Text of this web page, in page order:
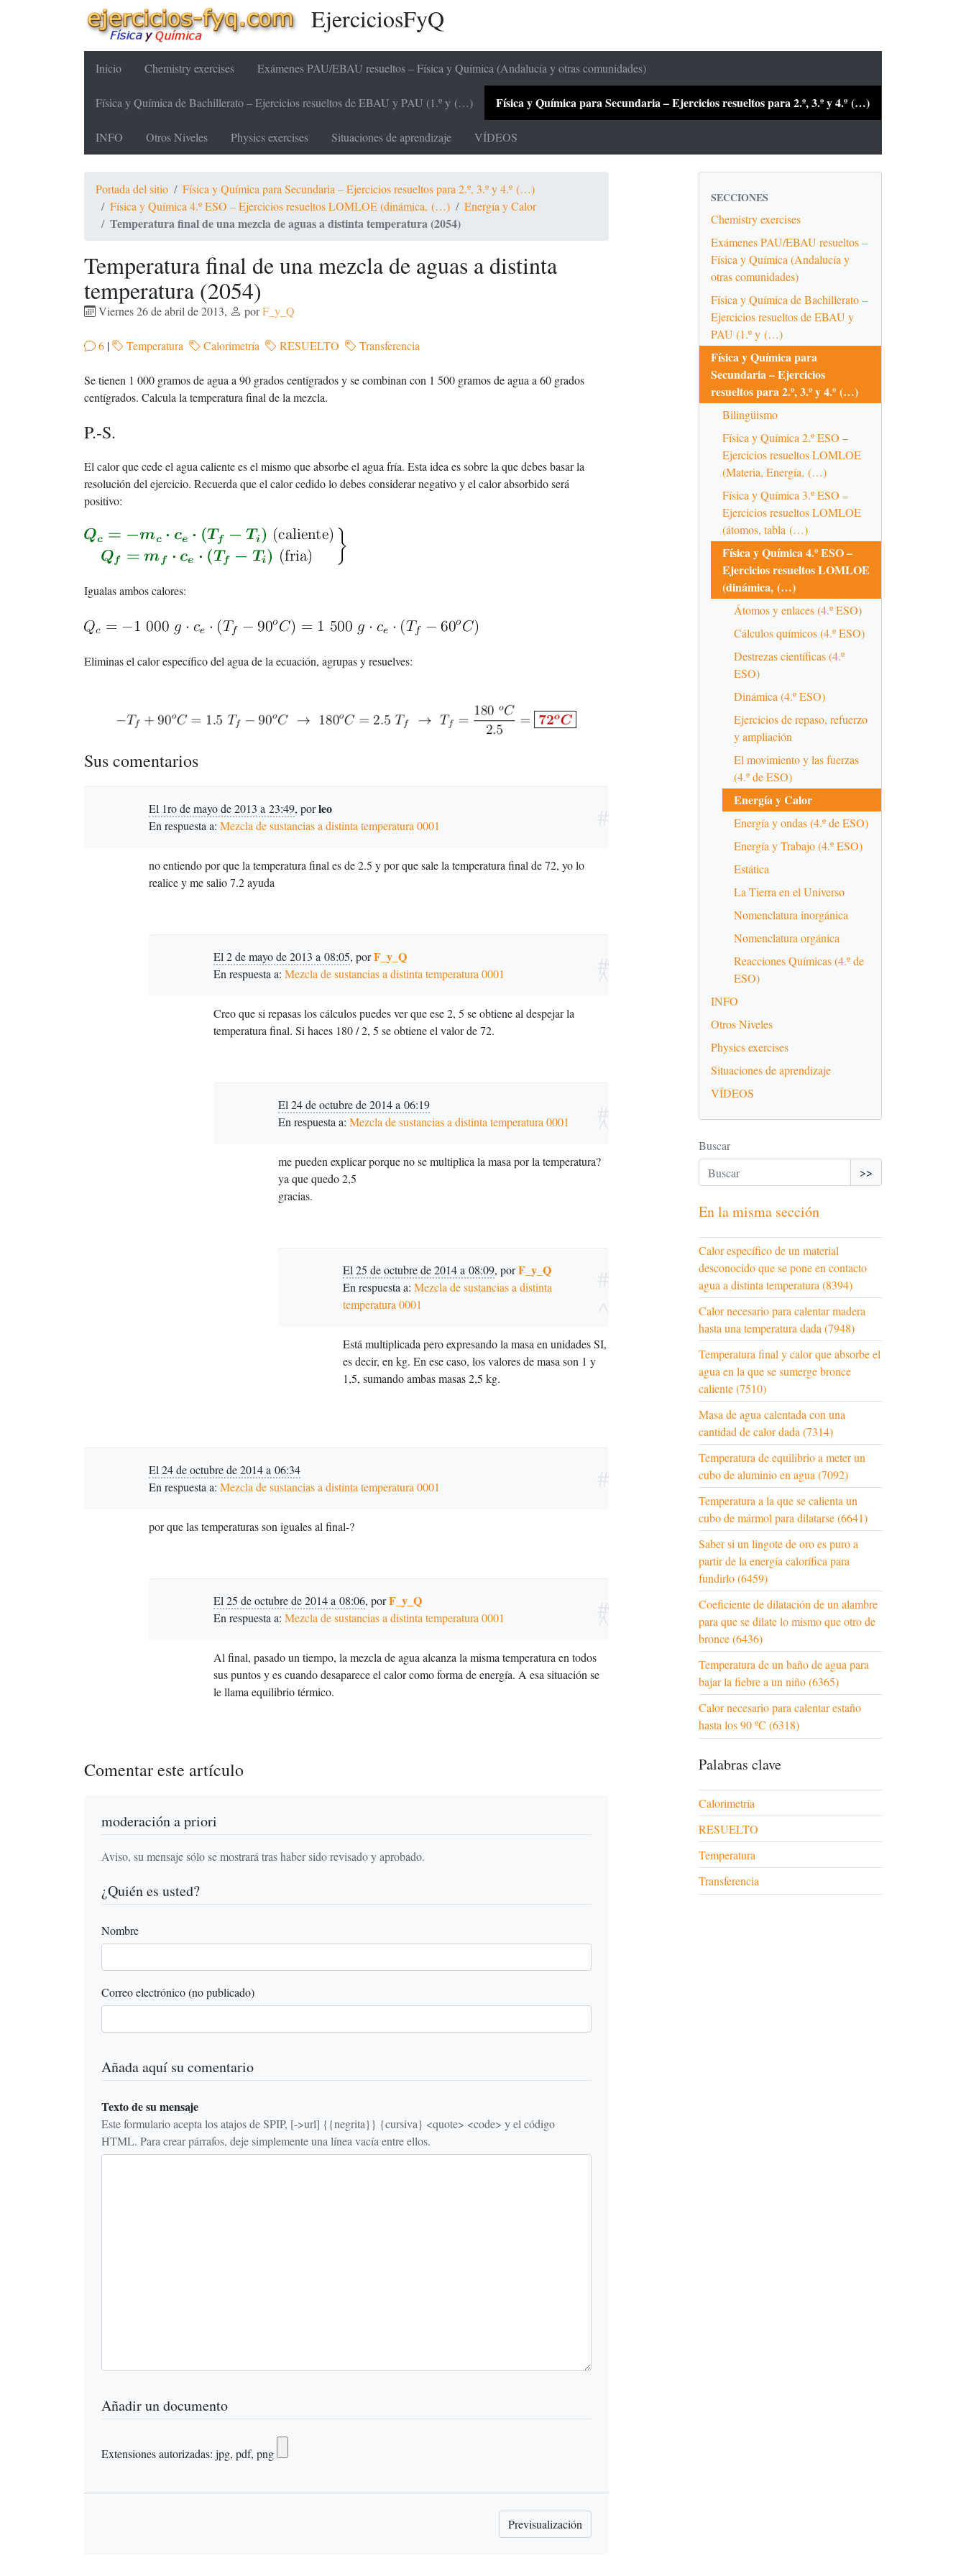
EjerciciosFyQ
Inicio Chemistry exercises Exámenes PAU/EBAU resueltos – Física y Química (Andalucía y otras comunidades)
Física y Química de Bachillerato – Ejercicios resueltos de EBAU y PAU (1.º y (…) Física y Química para Secundaria – Ejercicios resueltos para 2.º, 3.º y 4.º (…)
INFO Otros Niveles Physics exercises Situaciones de aprendizaje VÍDEOS
Portada del sitio
Física y Química para Secundaria – Ejercicios resueltos para 2.º, 3.º y 4.º (…)
Física y Química 4.º ESO – Ejercicios resueltos LOMLOE (dinámica, (…)
Energía y Calor
Temperatura final de una mezcla de aguas a distinta temperatura (2054)
Temperatura final de una mezcla de aguas a distinta
temperatura (2054)
Viernes 26 de abril de 2013, porF_y_Q
6 | Temperatura Calorimetría RESUELTO Transferencia
Se tienen 1 000 gramos de agua a 90 grados centígrados y se combinan con 1 500 gramos de agua a 60 grados
centígrados. Calcula la temperatura final de la mezcla.
P.-S.
El calor que cede el agua caliente es el mismo que absorbe el agua fría. Esta idea es sobre la que debes basar la
resolución del ejercicio. Recuerda que el calor cedido lo debes considerar negativo y el calor absorbido será
positivo:
Igualas ambos calores:
Eliminas el calor específico del agua de la ecuación, agrupas y resuelves:
Sus comentarios
El 1ro de mayo de 2013 a 23:49, porleo
En respuesta a: Mezcla de sustancias a distinta temperatura 0001
no entiendo por que la temperatura final es de 2.5 y por que sale la temperatura final de 72, yo lo
realice y me salio 7.2 ayuda
#^
El 2 de mayo de 2013 a 08:05, porF_y_Q
En respuesta a: Mezcla de sustancias a distinta temperatura 0001
Creo que si repasas los cálculos puedes ver que ese 2, 5 se obtiene al despejar la
temperatura final. Si haces 180 / 2, 5 se obtiene el valor de 72.
#^
El 24 de octubre de 2014 a 06:19
En respuesta a: Mezcla de sustancias a distinta temperatura 0001
me pueden explicar porque no se multiplica la masa por la temperatura?
ya que quedo 2,5
gracias.
El 25 de octubre de 2014 a 08:09, porF_y_Q
En respuesta a: Mezcla de sustancias a distinta
temperatura 0001
Está multiplicada pero expresando la masa en unidades SI,
es decir, en kg. En ese caso, los valores de masa son 1 y
1,5, sumando ambas masas 2,5 kg.
El 24 de octubre de 2014 a 06:34
En respuesta a: Mezcla de sustancias a distinta temperatura 0001
por que las temperaturas son iguales al final-?
#^
El 25 de octubre de 2014 a 08:06, porF_y_Q
En respuesta a: Mezcla de sustancias a distinta temperatura 0001
Al final, pasado un tiempo, la mezcla de agua alcanza la misma temperatura en todos
sus puntos y es cuando desaparece el calor como forma de energía. A esa situación se
le llama equilibrio térmico.
Comentar este artículo
moderación a priori
Aviso, su mensaje sólo se mostrará tras haber sido revisado y aprobado.
¿Quién es usted?
Nombre
Correo electrónico (no publicado)
Añada aquí su comentario
Texto de su mensaje
Este formulario acepta los atajos de SPIP, [->url] {{negrita}} {cursiva} <quote> <code> y el código
HTML. Para crear párrafos, deje simplemente una línea vacía entre ellos.
Añadir un documento
Extensiones autorizadas: jpg, pdf, png
SECCIONES
Chemistry exercises
Exámenes PAU/EBAU resueltos –
Física y Química (Andalucía y
otras comunidades)
Física y Química de Bachillerato –
Ejercicios resueltos de EBAU y
PAU (1.º y (…)
Física y Química para
Secundaria – Ejercicios
resueltos para 2.º, 3.º y 4.º (…)
Bilingüismo
Física y Química 2.º ESO –
Ejercicios resueltos LOMLOE
(Materia, Energía, (…)
Física y Química 3.º ESO –
Ejercicios resueltos LOMLOE
(átomos, tabla (…)
Física y Química 4.º ESO –
Ejercicios resueltos LOMLOE
(dinámica, (…)
Átomos y enlaces (4.º ESO)
Cálculos químicos (4.º ESO)
Destrezas científicas (4.º
ESO)
Dinámica (4.º ESO)
Ejercicios de repaso, refuerzo
y ampliación
El movimiento y las fuerzas
(4.º de ESO)
Energía y Calor
Energía y ondas (4.º de ESO)
Energía y Trabajo (4.º ESO)
Estática
La Tierra en el Universo
Nomenclatura inorgánica
Nomenclatura orgánica
Reacciones Químicas (4.º de
ESO)
INFO
Otros Niveles
Physics exercises
Situaciones de aprendizaje
VÍDEOS
Buscar
>>
En la misma sección
Calor específico de un material
desconocido que se pone en contacto
agua a distinta temperatura (8394)
Calor necesario para calentar madera
hasta una temperatura dada (7948)
Temperatura final y calor que absorbe el
agua en la que se sumerge bronce
caliente (7510)
Masa de agua calentada con una
cantidad de calor dada (7314)
Temperatura de equilibrio a meter un
cubo de aluminio en agua (7092)
Temperatura a la que se calienta un
cubo de mármol para dilatarse (6641)
Saber si un lingote de oro es puro a
partir de la energía calorífica para
fundirlo (6459)
Coeficiente de dilatación de un alambre
para que se dilate lo mismo que otro de
bronce (6436)
Temperatura de un baño de agua para
bajar la fiebre a un niño (6365)
Calor necesario para calentar estaño
hasta los 90 ºC (6318)
Palabras clave
Calorimetría
RESUELTO
Temperatura
Transferencia